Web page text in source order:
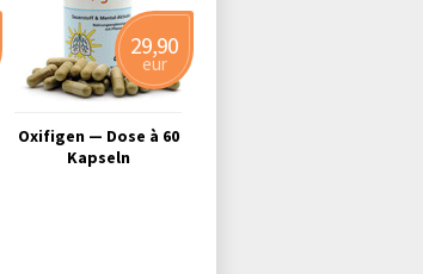
29,90
eur
Oxifigen — Dose à 60
Kapseln